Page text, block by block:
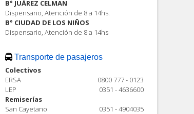
B° JUÁREZ CELMAN
Dispensario, Atención de 8 a 14hs.
B° CIUDAD DE LOS NIÑOS
Dispensario, Atención de 8 a 14hs
Transporte de pasajeros
Colectivos
ERSA
0800 777 - 0123
LEP
0351 - 4636600
Remiserías
San Cayetano
0351 - 4904035